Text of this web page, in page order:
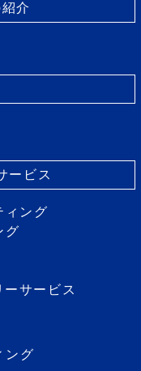
介
ービス
ィング
グ
サービス
ング